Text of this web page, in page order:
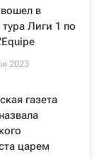
в
Лиги 1 по
2023
газета
царем